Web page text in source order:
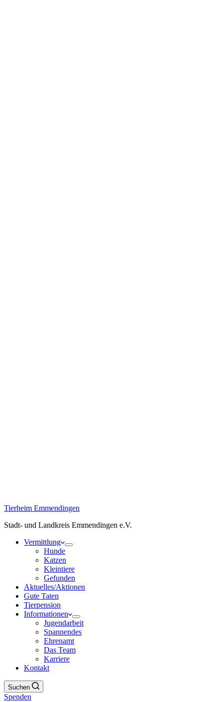
Tierheim Emmendingen
Stadt- und Landkreis Emmendingen e.V.
Vermittlung
Hunde
Katzen
Kleintiere
Gefunden
Aktuelles/Aktionen
Gute Taten
Tierpension
Informationen
Jugendarbeit
Spannendes
Ehrenamt
Das Team
Karriere
Kontakt
Suchen
Spenden